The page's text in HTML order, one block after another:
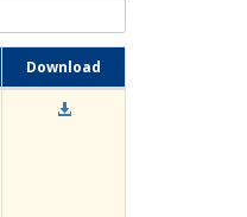
Download